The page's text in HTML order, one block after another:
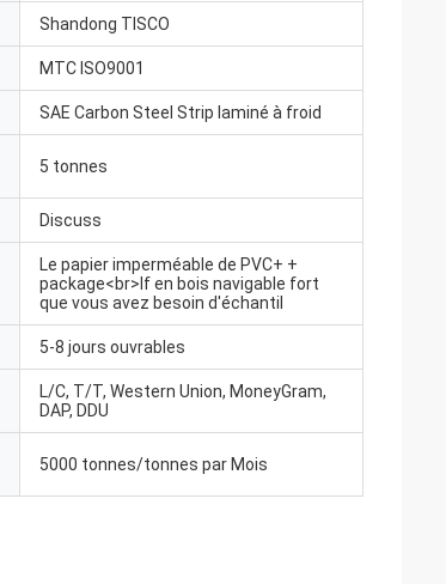
Shandong TISCO
MTC ISO9001
SAE Carbon Steel Strip laminé à froid
5 tonnes
Discuss
Le papier imperméable de PVC+ +
package<br>If en bois navigable fort
que vous avez besoin d'échantil
5-8 jours ouvrables
L/C, T/T, Western Union, MoneyGram,
DAP, DDU
5000 tonnes/tonnes par Mois